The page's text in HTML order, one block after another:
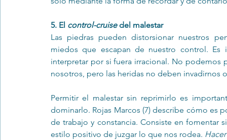
5. El control-cruise del malestar
Las piedras pueden distorsionar nuestros
miedos que escapan de nuestro control. Es
interpretar por si fuera irracional. No podemos
nosotros, pero las heridas no deben invadirnos
Permitir el malestar sin reprimirlo es
dominarlo. Rojas Marcos (7) describe cómo es
de trabajo y constancia. Consiste en fomentar
estilo positivo de juzgar lo que nos rodea.